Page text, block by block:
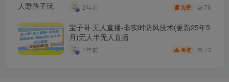
2年前 免费 76
宝子哥·无人直播-非实时防风技术(更新25年5
月)无人半无人直播
1年前 免费 73